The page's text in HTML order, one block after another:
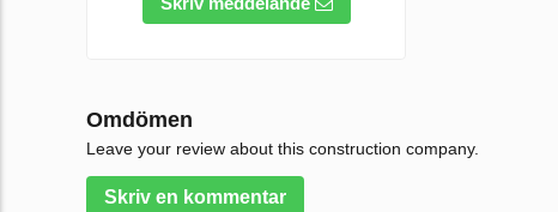
Omdömen
Leave your review about this construction company.
Skriv en kommentar